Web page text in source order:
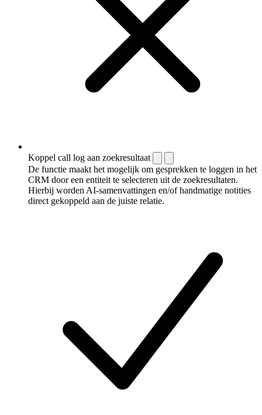
Koppel call log aan zoekresultaat
De functie maakt het mogelijk om gesprekken te loggen in het
CRM door een entiteit te selecteren uit de zoekresultaten.
Hierbij worden AI-samenvattingen en/of handmatige notities
direct gekoppeld aan de juiste relatie.